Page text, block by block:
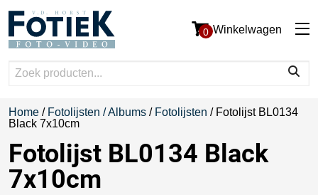
0 Winkelwagen
Home / Fotolijsten / Albums / Fotolijsten / Fotolijst BL0134
Black 7x10cm
Fotolijst BL0134 Black
7x10cm